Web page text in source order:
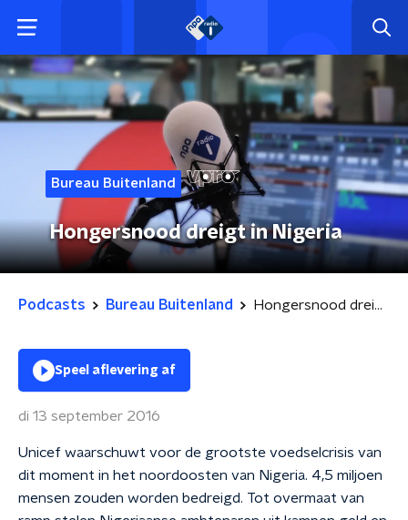
Bureau Buitenland
Hongersnood dreigt in Nigeria
Podcasts Bureau Buitenland Hongersnood dreigt in Nigeria
Speel aflevering af
di 13 september 2016
Unicef waarschuwt voor de grootste voedselcrisis van
dit moment in het noordoosten van Nigeria. 4,5 miljoen
mensen zouden worden bedreigd. Tot overmaat van